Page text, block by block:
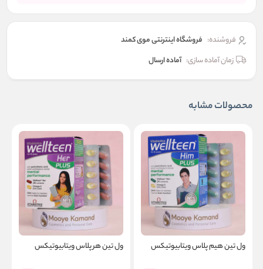
فروشنده: فروشگاه اینترنتی موی کمند
زمان آماده سازی: آماده ارسال
محصولات مشابه
ول‌ تین هیم پلاس ویتابیوتیکس ول‌ تین هر پلاس ویتابیوتیکس